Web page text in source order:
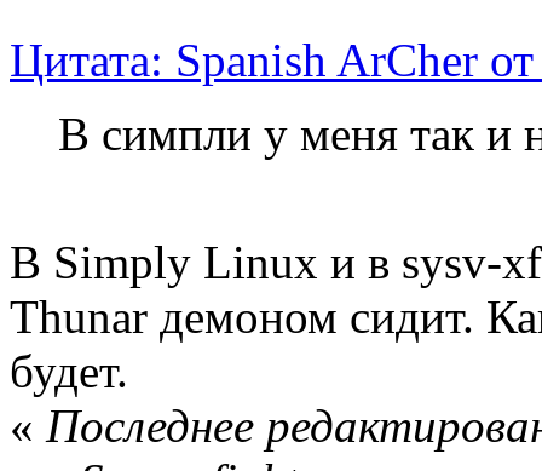
Цитата: Spanish ArCher
В симпли у меня так и
В Simply Linux и в sysv-
Thunar демоном сидит.
будет.
« Последнее